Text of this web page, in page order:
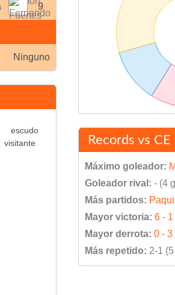
9
Ninguno
Records vs CE
Máximo goleador:
Goleador rival: - (4
Más partidos:
Mayor victoria: 6 -
Mayor derrota: 0 - 3
Más repetido: 2-1